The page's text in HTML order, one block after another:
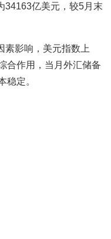
34163亿美元，较5月末
素影响，美元指数上
合作用，当月外汇储备
稳定。